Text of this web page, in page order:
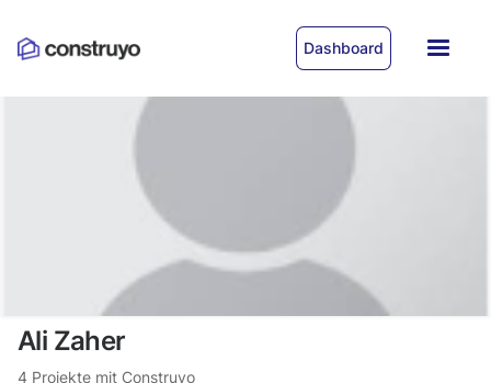
Dashboard
Ali Zaher
4 Projekte mit Construyo